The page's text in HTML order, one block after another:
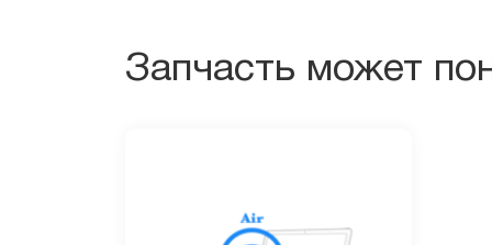
Запчасть может